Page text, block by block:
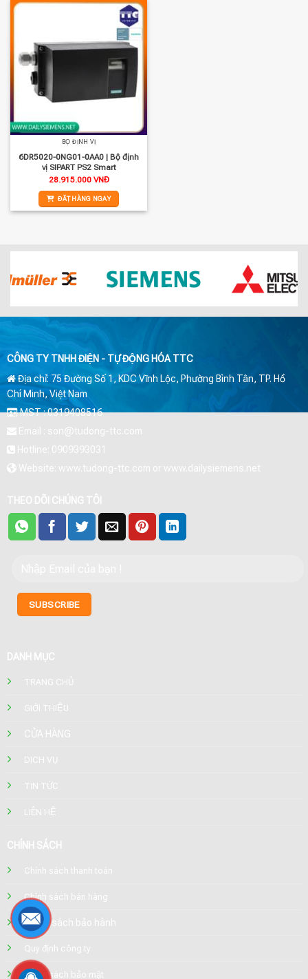
BỘ ĐỊNH VỊ
6DR5020-0NG01-0AA0 | Bộ định
vị SIPART PS2 Smart
28.915.000 VNĐ
ĐẶT HÀNG NGAY
CÔNG TY TNHH ĐIỆN - TỰ ĐỘNG HÓA TTC
Địa chỉ: 75 Đường Số 1, KDC Vĩnh Lộc, Phường Bình Tân, TP. Hồ
Chí Minh, Việt Nam
MST : 0319408516
Email : son@tudong-ttc.com
Hotline: 0909393031
Website: www.tudong-ttc.com or www.dailysiemens.net
THEO DÕI CHÚNG TÔI
DANH MỤC
TRANG CHỦ
GIỚI THIỆU
CỬA HÀNG
DỊCH VỤ
TIN TỨC
LIÊN HỆ
CHÍNH SÁCH
Chính sách thanh toán
Chính sách bán hàng
Chính sách bảo hành
Quy định công ty
Chính sách bảo mật